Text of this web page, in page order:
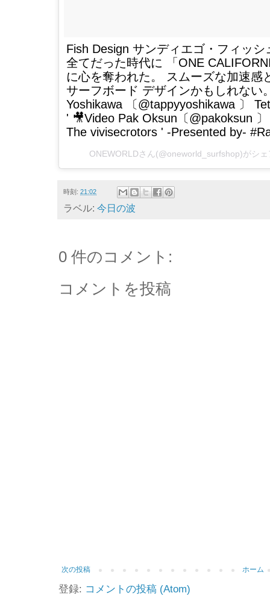
Fish Design サンディエゴ・フィッ
全てだった時代に 「ONE
に心を奪われた。 スムーズな加速感
サーフボード デザインかもしれない
Yoshikawa 〔@tappyyoshikawa 〕
' 🎥Video Pak Oksun〔@pakoksun
The vivisecrotors ' -Presented by-
ONEWORLDさん(@oneworld_surfshop)がシ
時刻: 21:02
ラベル: 今日の波
0 件のコメント:
コメントを投稿
次の投稿 ホーム
登録: コメントの投稿 (Atom)